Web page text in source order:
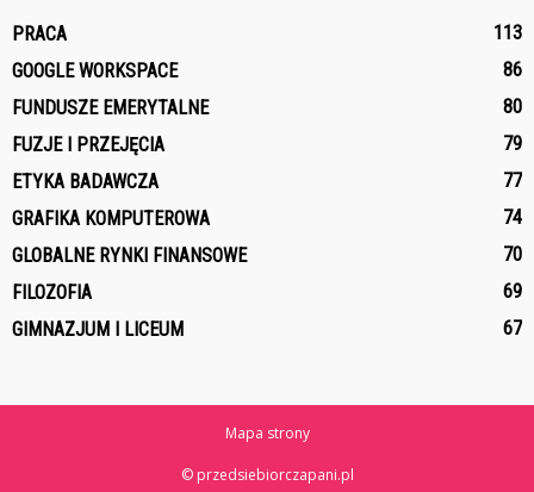
PRACA
113
GOOGLE WORKSPACE
86
FUNDUSZE EMERYTALNE
80
FUZJE I PRZEJĘCIA
79
ETYKA BADAWCZA
77
GRAFIKA KOMPUTEROWA
74
GLOBALNE RYNKI FINANSOWE
70
FILOZOFIA
69
GIMNAZJUM I LICEUM
67
Mapa strony
© przedsiebiorczapani.pl